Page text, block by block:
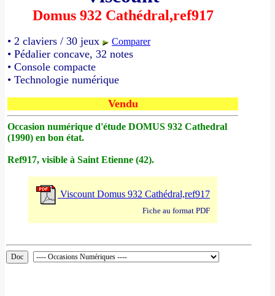
Domus 932 Cathédral,ref917
• 2 claviers / 30 jeux Comparer
• Pédalier concave, 32 notes
• Console compacte
• Technologie numérique
Vendu
Occasion numérique d'étude DOMUS 932 Cathedral
(1990) en bon état.
Ref917, visible à Saint Etienne (42).
Viscount Domus 932 Cathédral,ref917
Fiche au format PDF